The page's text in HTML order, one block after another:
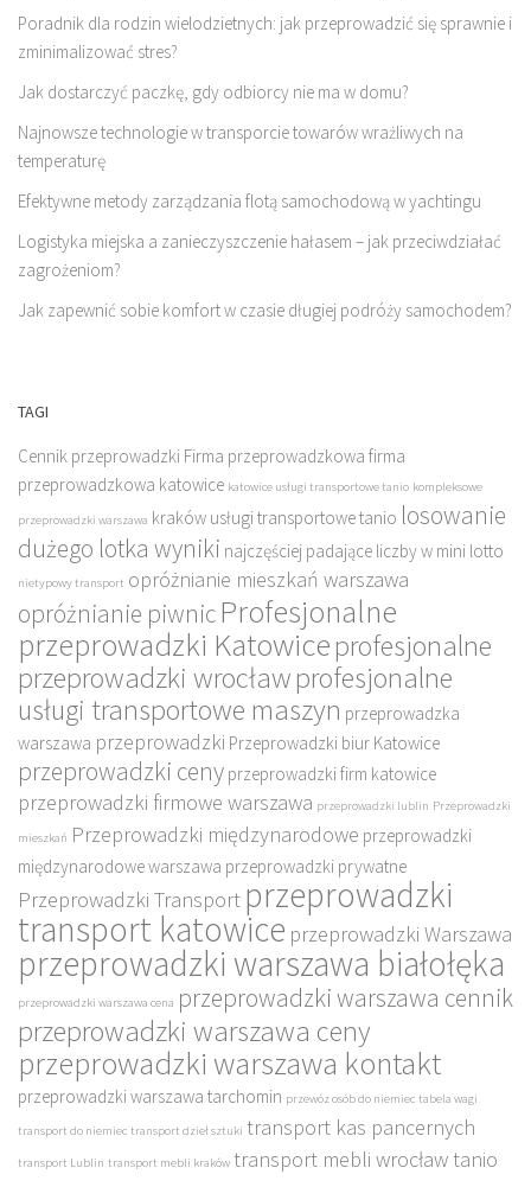
Poradnik dla rodzin wielodzietnych: jak przeprowadzić się sprawnie i
zminimalizować stres?
Jak dostarczyć paczkę, gdy odbiorcy nie ma w domu?
Najnowsze technologie w transporcie towarów wrażliwych na
temperaturę
Efektywne metody zarządzania flotą samochodową w yachtingu
Logistyka miejska a zanieczyszczenie hałasem – jak przeciwdziałać
zagrożeniom?
Jak zapewnić sobie komfort w czasie długiej podróży samochodem?
TAGI
Cennik przeprowadzki Firma przeprowadzkowa firma
przeprowadzkowa katowice katowice usługi transportowe tanio kompleksowe
przeprowadzki warszawa kraków usługi transportowe tanio losowanie
dużego lotka wyniki najczęściej padające liczby w mini lotto
nietypowy transport opróżnianie mieszkań warszawa
opróżnianie piwnicProfesjonalne
przeprowadzki Katowiceprofesjonalne
przeprowadzki wrocławprofesjonalne
usługi transportowe maszyn przeprowadzka
warszawa przeprowadzki Przeprowadzki biur Katowice
przeprowadzki ceny przeprowadzki firm katowice
przeprowadzki firmowe warszawa przeprowadzki lublin Przeprowadzki
mieszkań Przeprowadzki międzynarodowe przeprowadzki
międzynarodowe warszawa przeprowadzki prywatne
Przeprowadzki Transport przeprowadzki
transport katowice przeprowadzki Warszawa
przeprowadzki warszawa białołęka
przeprowadzki warszawa cena przeprowadzki warszawa cennik
przeprowadzki warszawa ceny
przeprowadzki warszawa kontakt
przeprowadzki warszawa tarchomin przewóz osób do niemiec tabela wagi
transport do niemiec transport dzieł sztuki transport kas pancernych
transport Lublin transport mebli kraków transport mebli wrocław tanio